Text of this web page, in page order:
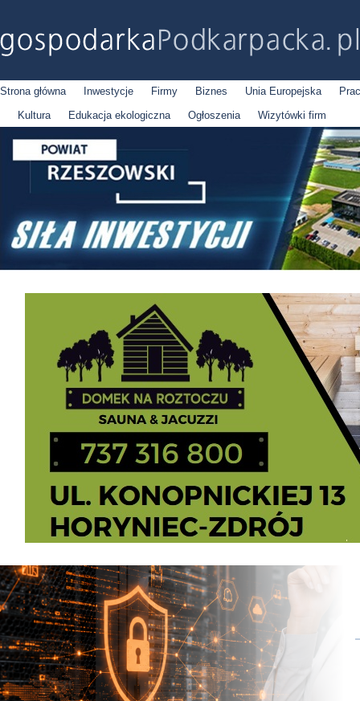
Strona główna Inwestycje Firmy Biznes Unia Europejska
Kultura
Edukacja ekologiczna Ogłoszenia Wizytówki firm